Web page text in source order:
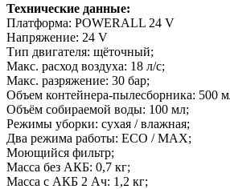
Технические данные:
Платформа: POWERALL 24 V
Напряжение: 24 V
Тип двигателя: щёточный;
Макс. расход воздуха: 18 л/с;
Макс. разряжение: 30 бар;
Объем контейнера-пылесборника: 500
Объём собираемой воды: 100 мл;
Режимы уборки: сухая / влажная;
Два режима работы: ECO / MAX;
Моющийся фильтр;
Масса без АКБ: 0,7 кг;
Масса с АКБ 2 Ач: 1,2 кг;